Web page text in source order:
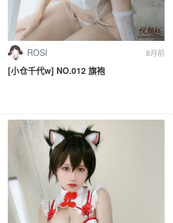
ROSI 8月前
[小仓千代w] NO.012 旗袍